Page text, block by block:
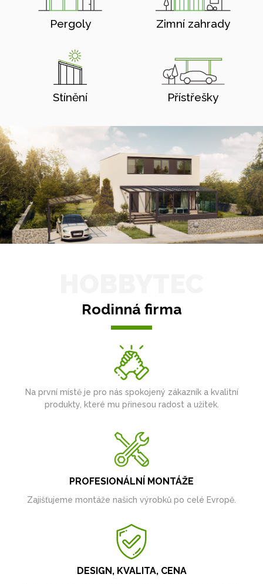
Pergoly Zimní zahrady
Stínění Přístřešky
Rodinná firma
Na první místě je pro nás spokojený zákazník a kvalitní
produkty, které mu přinesou radost a užitek.
PROFESIONÁLNÍ MONTÁŽE
Zajišťujeme montáže našich výrobků po celé Evropě.
DESIGN, KVALITA, CENA